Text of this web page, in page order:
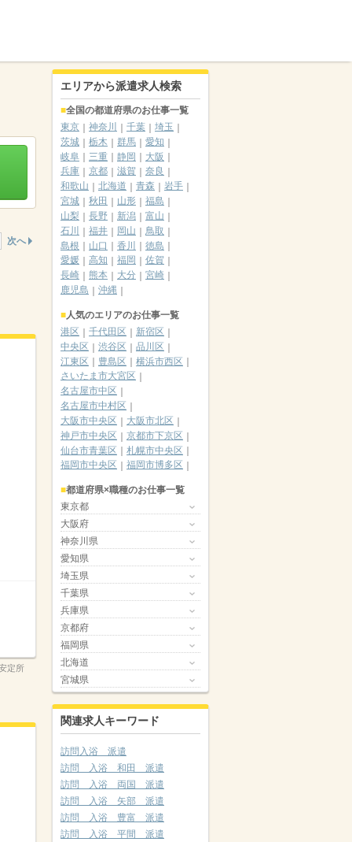
次へ
定所
エリアから派遣求人検索
全国の都道府県のお仕事一覧
東京
神奈川 千葉
埼玉
茨城
栃木 群馬
愛知
岐阜
三重 静岡
大阪
兵庫
京都 滋賀
奈良
和歌山
北海道 青森
岩手
宮城
秋田 山形
福島
山梨
長野 新潟
富山
石川
福井 岡山
鳥取
島根
山口 香川
徳島
愛媛
高知 福岡
佐賀
長崎
熊本 大分
宮崎
鹿児島
沖縄
人気のエリアのお仕事一覧
港区
千代田区
新宿区
中央区
渋谷区
品川区
江東区
豊島区
横浜市西区
さいたま市大宮区
名古屋市中区
名古屋市中村区
大阪市中央区
大阪市北区
神戸市中央区
京都市下京区
仙台市青葉区
札幌市中央区
福岡市中央区
福岡市博多区
都道府県×職種のお仕事一覧
東京都
大阪府
神奈川県
愛知県
埼玉県
千葉県
兵庫県
京都府
福岡県
北海道
宮城県
関連求人キーワード
訪問入浴 派遣
訪問 入浴 和田 派遣
訪問 入浴 両国 派遣
訪問 入浴 矢部 派遣
訪問 入浴 豊富 派遣
訪問 入浴 平間 派遣